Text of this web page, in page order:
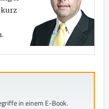
kurz
in einem E-Book.